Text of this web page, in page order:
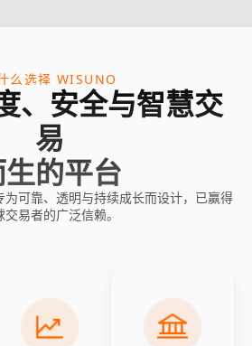
么选择 WISUNO
、安全与智慧交
易
的平台
可靠、透明与持续成长而设计，已赢得
交易者的广泛信赖。